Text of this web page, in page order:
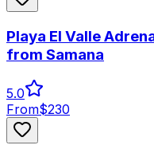
Playa El Valle
from Samana
5.0
From$230